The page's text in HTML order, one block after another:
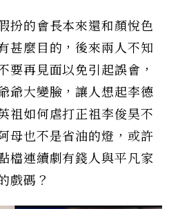
扮的會長本來還和顏悅色
甚麼目的，後來兩人不知
要再見面以免引起誤會，
爺大變臉，讓人想起李德
祖如何虐打正祖李俊昊不
母也不是省油的燈，或許
檔連續劇有錢人與平凡家
戲碼？